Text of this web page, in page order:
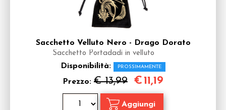
Sacchetto Velluto Nero - Drago Dorato
Sacchetto Portadadi in velluto
Disponibilità: PROSSIMAMENTE
Prezzo: € 13,99 €11,19